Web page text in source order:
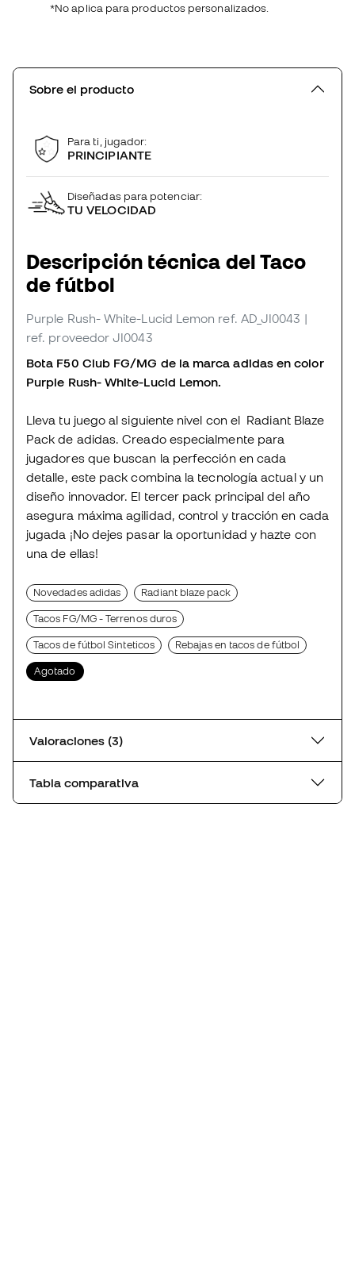
*No aplica para productos personalizados.
Sobre el producto
Para ti, jugador:
PRINCIPIANTE
Diseñadas para potenciar:
TU VELOCIDAD
Descripción técnica del Taco
de fútbol
Purple Rush- White-Lucid Lemon ref. AD_JI0043 |
ref. proveedor JI0043
Bota F50 Club FG/MG de la marca adidas en color
Purple Rush- White-Lucid Lemon.
Lleva tu juego al siguiente nivel con el Radiant Blaze
Pack de adidas. Creado especialmente para
jugadores que buscan la perfección en cada
detalle, este pack combina la tecnología actual y un
diseño innovador. El tercer pack principal del año
asegura máxima agilidad, control y tracción en cada
jugada ¡No dejes pasar la oportunidad y hazte con
una de ellas!
Novedades adidas Radiant blaze pack
Tacos FG/MG - Terrenos duros
Tacos de fútbol Sinteticos Rebajas en tacos de fútbol
Agotado
Valoraciones (3)
Tabla comparativa